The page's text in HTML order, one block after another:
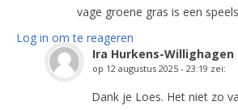
vage groene gras is een
Log in om te reageren
Ira Hurkens-Willighagen
op 12 augustus 2025 - 23:19 zei:
Dank je Loes. Het niet zo